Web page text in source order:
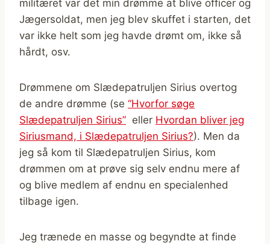
militæret var det min drømme at blive officer og
Jægersoldat, men jeg blev skuffet i starten, det
var ikke helt som jeg havde drømt om, ikke så
hårdt, osv.
Drømmene om Slædepatruljen Sirius overtog
de andre drømme (se “Hvorfor søge
Slædepatruljen Sirius” eller Hvordan bliver jeg
Siriusmand, i Slædepatruljen Sirius?). Men da
jeg så kom til Slædepatruljen Sirius, kom
drømmen om at prøve sig selv endnu mere af
og blive medlem af endnu en specialenhed
tilbage igen.
Jeg trænede en masse og begyndte at finde